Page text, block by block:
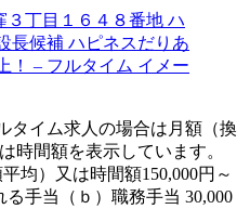
タイム求人の場合は月額（換
時間額を表示しています。
均）又は時間額150,000円～
る手当（ｂ）職務手当 30,000